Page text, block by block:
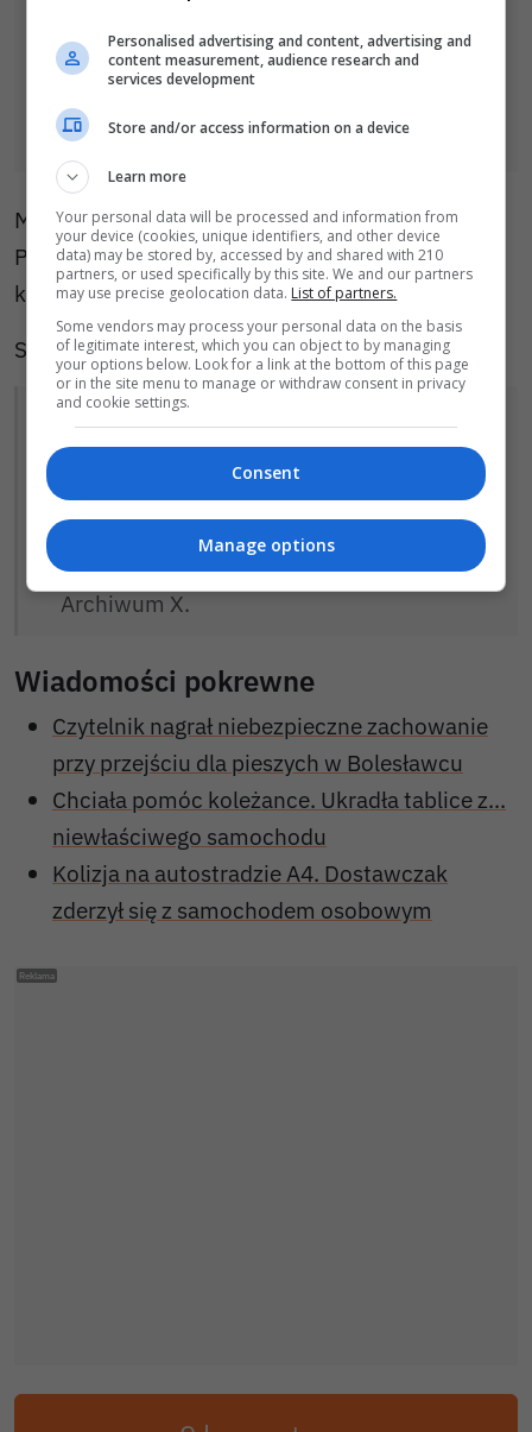
Mężczyzna stawił się w Komendzie Powiatowej
Policji w Bolesławcu, gdzie usłyszał zarzuty
kradzieży z włamaniem, do których się przyznał.
Starszy asp. Łukasz Porębski podsumowuje:
Dzięki zaangażowaniu policjantów,
którzy pracowali na miejscu przestępstwa
oraz wykorzystaniu nowoczesnych
technologii kryminalistycznych po latach
rozwiązana została sprawa z tzw.
Archiwum X.
Wiadomości pokrewne
Czytelnik nagrał niebezpieczne zachowanie
przy przejściu dla pieszych w Bolesławcu
Chciała pomóc koleżance. Ukradła tablice z...
niewłaściwego samochodu
Kolizja na autostradzie A4. Dostawczak
zderzył się z samochodem osobowym
Personalised advertising and content, advertising and
content measurement, audience research and
services development
Store and/or access information on a device
Learn more
Your personal data will be processed and information from
your device (cookies, unique identifiers, and other device
data) may be stored by, accessed by and shared with 210
partners, or used specifically by this site. We and our partners
may use precise geolocation data. List of partners.
Some vendors may process your personal data on the basis
of legitimate interest, which you can object to by managing
your options below. Look for a link at the bottom of this page
or in the site menu to manage or withdraw consent in privacy
and cookie settings.
Consent
Manage options